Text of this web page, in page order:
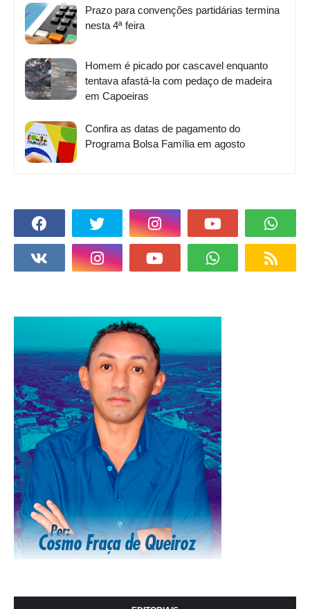
Prazo para convenções partidárias termina
nesta 4ª feira
Homem é picado por cascavel enquanto
tentava afastá-la com pedaço de madeira
em Capoeiras
Confira as datas de pagamento do
Programa Bolsa Família em agosto